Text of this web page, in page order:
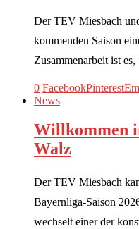
Der TEV Miesbach
kommenden Saison
Zusammenarbeit ist
0 FacebookPinterest
News
Willkommen
Walz
Der TEV Miesbach
Bayernliga-Saison
wechselt einer der